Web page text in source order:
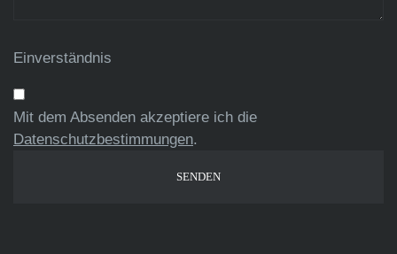
Einverständnis
Mit dem Absenden akzeptiere ich die
Datenschutzbestimmungen.